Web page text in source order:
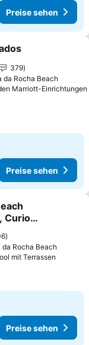
Preise sehen
hinzufügen
379
da Rocha Beach
Marriott-Einrichtungen
Preise sehen
hinzufügen
Curio
da Rocha Beach
mit Terrassen
Preise sehen